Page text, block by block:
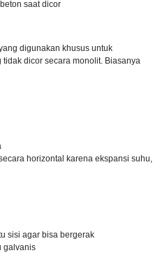
saat dicor
digunakan khusus untuk
dicor secara monolit. Biasanya
horizontal karena ekspansi suhu,
sisi agar bisa bergerak
galvanis